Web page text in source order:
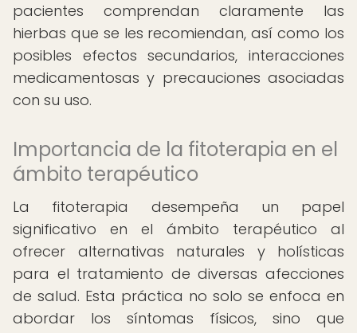
pacientes comprendan claramente las
hierbas que se les recomiendan, así como los
posibles efectos secundarios, interacciones
medicamentosas y precauciones asociadas
con su uso.
Importancia de la fitoterapia en el
ámbito terapéutico
La fitoterapia desempeña un papel
significativo en el ámbito terapéutico al
ofrecer alternativas naturales y holísticas
para el tratamiento de diversas afecciones
de salud. Esta práctica no solo se enfoca en
abordar los síntomas físicos, sino que